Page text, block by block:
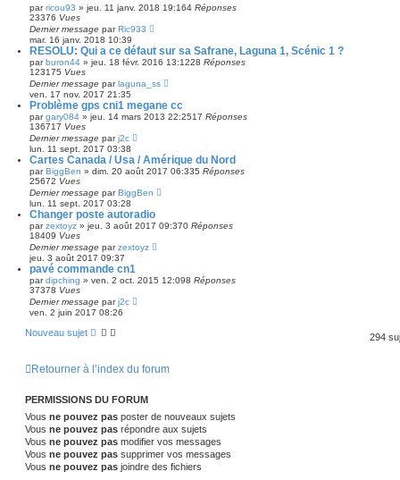
parricou93 » jeu. 11 janv. 2018 19:164 Réponses
23376 Vues
Dernier message parRic933
mar. 16 janv. 2018 10:39
RESOLU: Qui a ce défaut sur sa Safrane, Laguna 1, Scénic 1 ?
parburon44 » jeu. 18 févr. 2016 13:1228 Réponses
123175 Vues
Dernier message parlaguna_ss
ven. 17 nov. 2017 21:35
Problème gps cni1 megane cc
pargary084 » jeu. 14 mars 2013 22:2517 Réponses
136717 Vues
Dernier message parj2c
lun. 11 sept. 2017 03:38
Cartes Canada / Usa / Amérique du Nord
parBiggBen » dim. 20 août 2017 06:335 Réponses
25672 Vues
Dernier message parBiggBen
lun. 11 sept. 2017 03:28
Changer poste autoradio
parzextoyz » jeu. 3 août 2017 09:370 Réponses
18409 Vues
Dernier message parzextoyz
jeu. 3 août 2017 09:37
pavé commande cn1
pardipching » ven. 2 oct. 2015 12:098 Réponses
37378 Vues
Dernier message parj2c
ven. 2 juin 2017 08:26
Nouveau sujet 294
Retourner à l’index du forum
PERMISSIONS DU FORUM
Vous ne pouvez pas poster de nouveaux sujets
Vous ne pouvez pas répondre aux sujets
Vous ne pouvez pas modifier vos messages
Vous ne pouvez pas supprimer vos messages
Vous ne pouvez pas joindre des fichiers